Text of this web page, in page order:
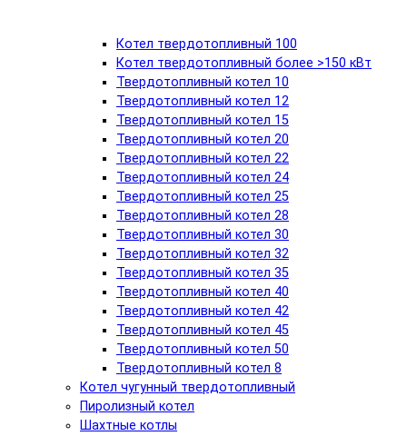
Котел твердотопливный 100
Котел твердотопливный более >150 кВт
Твердотопливный котел 10
Твердотопливный котел 12
Твердотопливный котел 15
Твердотопливный котел 20
Твердотопливный котел 22
Твердотопливный котел 24
Твердотопливный котел 25
Твердотопливный котел 28
Твердотопливный котел 30
Твердотопливный котел 32
Твердотопливный котел 35
Твердотопливный котел 40
Твердотопливный котел 42
Твердотопливный котел 45
Твердотопливный котел 50
Твердотопливный котел 8
Котел чугунный твердотопливный
Пиролизный котел
Шахтные котлы